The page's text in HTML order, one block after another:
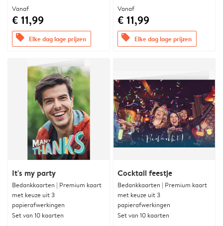
Vanaf
€ 11,99
offers Elke dag lage prijzen
Vanaf
€ 11,99
offers Elke dag lage prijzen
It's my party
Bedankkaarten | Premium kaart
met keuze uit 3
papierafwerkingen
Set van 10 kaarten
Cocktail feestje
Bedankkaarten | Premium kaart
met keuze uit 3
papierafwerkingen
Set van 10 kaarten